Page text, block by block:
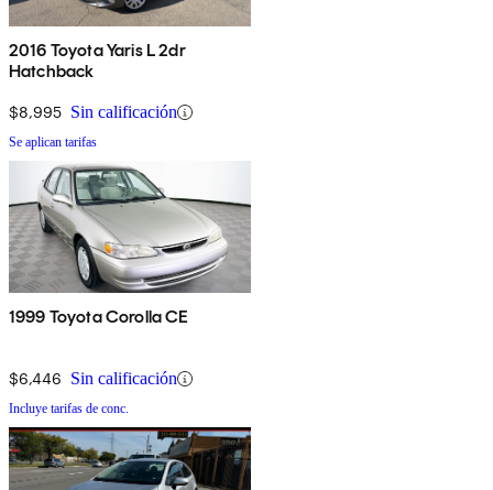
2016 Toyota Yaris L 2dr
Hatchback
$8,995 Sin calificación
Se aplican tarifas
1999 Toyota Corolla CE
$6,446 Sin calificación
Incluye tarifas de conc.